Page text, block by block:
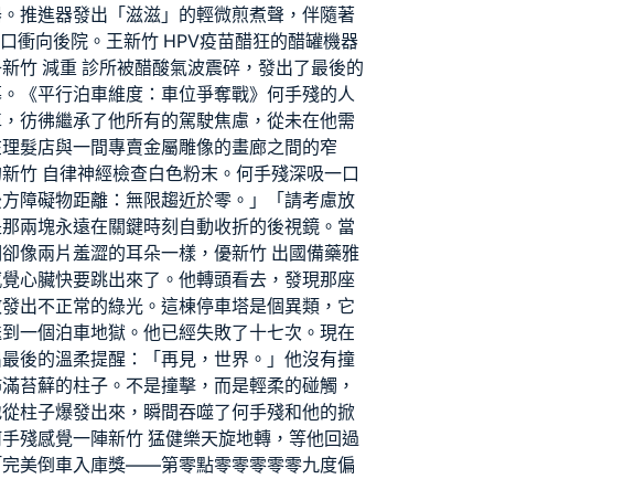
推進器發出「滋滋」的輕微煎煮聲，伴隨著
衝向後院。王新竹 HPV疫苗醋狂的醋罐機器
新竹 減重 診所被醋酸氣波震碎，發出了最後的
《平行泊車維度：車位爭奪戰》何手殘的人
彷彿繼承了他所有的駕駛焦慮，從未在他需
髮店與一間專賣金屬雕像的畫廊之間的窄
新竹 自律神經檢查白色粉末。何手殘深吸一口
障礙物距離：無限趨近於零。」「請考慮放
兩塊永遠在關鍵時刻自動收折的後視鏡。當
像兩片羞澀的耳朵一樣，優新竹 出國備藥雅
心臟快要跳出來了。他轉頭看去，發現那座
出不正常的綠光。這棟停車塔是個異類，它
一個泊車地獄。他已經失敗了十七次。現在
後的溫柔提醒：「再見，世界。」他沒有撞
苔蘚的柱子。不是撞擊，而是輕柔的碰觸，
柱子爆發出來，瞬間吞噬了何手殘和他的掀
殘感覺一陣新竹 猛健樂天旋地轉，等他回過
美倒車入庫獎——第零點零零零零零九度偏